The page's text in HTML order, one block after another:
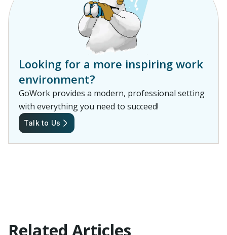
Looking for a more inspiring work
environment?
GoWork provides a modern, professional setting
with everything you need to succeed!
Talk to Us
Related Articles